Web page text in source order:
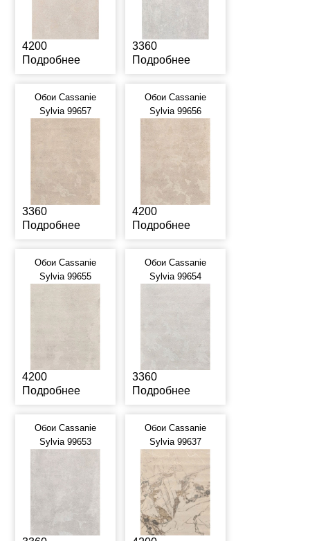
4200
Подробнее
3360
Подробнее
Обои Cassanie
Sylvia 99657
3360
Подробнее
Обои Cassanie
Sylvia 99656
4200
Подробнее
Обои Cassanie
Sylvia 99655
4200
Подробнее
Обои Cassanie
Sylvia 99654
3360
Подробнее
Обои Cassanie
Sylvia 99653
Обои Cassanie
Sylvia 99637